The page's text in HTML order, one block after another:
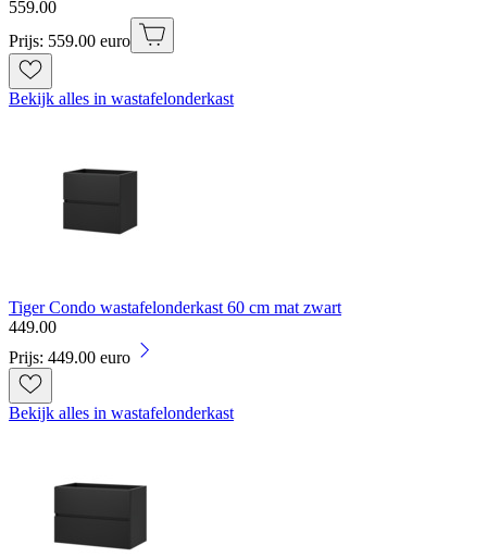
559.00
Prijs: 559.00 euro
Bekijk alles in wastafelonderkast
Tiger Condo wastafelonderkast 60 cm mat zwart
449.00
Prijs: 449.00 euro
Bekijk alles in wastafelonderkast